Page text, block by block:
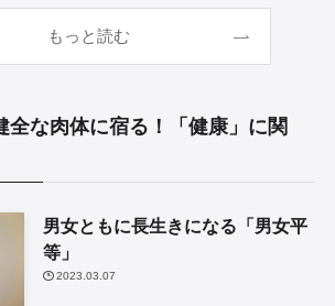
もっと読む
全な肉体に宿る！「健康」に関
男女ともに長生きになる「男女平
等」
2023.03.07